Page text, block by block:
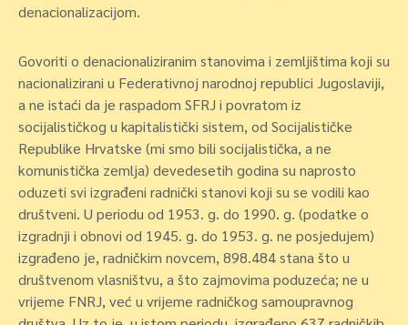
denacionalizacijom.
Govoriti o denacionaliziranim stanovima i zemljištima koji su
nacionalizirani u Federativnoj narodnoj republici Jugoslaviji,
a ne istaći da je raspadom SFRJ i povratom iz
socijalističkog u kapitalistički sistem, od Socijalističke
Republike Hrvatske (mi smo bili socijalistička, a ne
komunistička zemlja) devedesetih godina su naprosto
oduzeti svi izgrađeni radnički stanovi koji su se vodili kao
društveni. U periodu od 1953. g. do 1990. g. (podatke o
izgradnji i obnovi od 1945. g. do 1953. g. ne posjedujem)
izgrađeno je, radničkim novcem, 898.484 stana što u
društvenom vlasništvu, a što zajmovima poduzeća; ne u
vrijeme FNRJ, već u vrijeme radničkog samoupravnog